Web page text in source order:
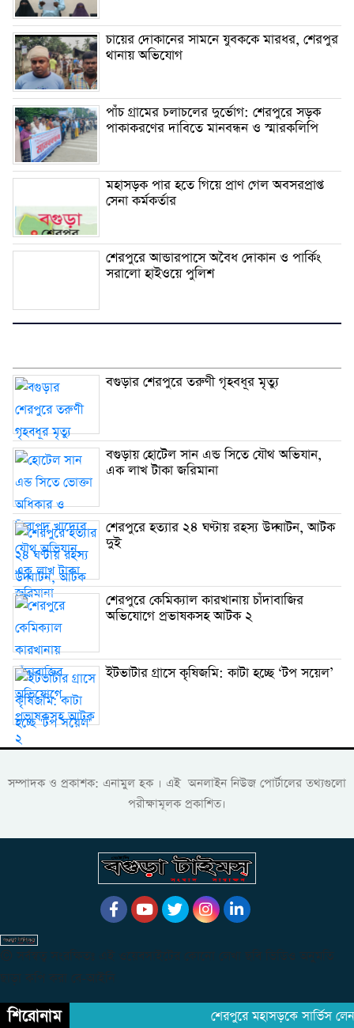
চায়ের দোকানের সামনে যুবককে মারধর, শেরপুর
থানায় অভিযোগ
পাঁচ গ্রামের চলাচলের দুর্ভোগ: শেরপুরে সড়ক
পাকাকরণের দাবিতে মানবন্ধন ও স্মারকলিপি
মহাসড়ক পার হতে গিয়ে প্রাণ গেল অবসরপ্রাপ্ত
সেনা কর্মকর্তার
শেরপুরে আন্ডারপাসে অবৈধ দোকান ও পার্কিং
সরালো হাইওয়ে পুলিশ
বগুড়ার শেরপুরে তরুণী গৃহবধূর মৃত্যু
বগুড়ায় হোটেল সান এন্ড সিতে যৌথ অভিযান,
এক লাখ টাকা জরিমানা
শেরপুরে হত্যার ২৪ ঘণ্টায় রহস্য উদ্ঘাটন, আটক
দুই
শেরপুরে কেমিক্যাল কারখানায় চাঁদাবাজির
অভিযোগে প্রভাষকসহ আটক ২
ইটভাটার গ্রাসে কৃষিজমি: কাটা হচ্ছে ‘টপ সয়েল’
সম্পাদক ও প্রকাশক: এনামুল হক । এই অনলাইন নিউজ পোর্টালের তথ্যগুলো
পরীক্ষামূলক প্রকাশিত।
© সর্বস্বত্ব সংরক্ষিতঃ এই ওয়েবসাইটের কোনো লেখা ছবি ভিডিও অনুমতি
ছাড়া কপি করা বে-আইনি
শিরোনাম শেরপুরে মহাসড়কে সার্ভিস